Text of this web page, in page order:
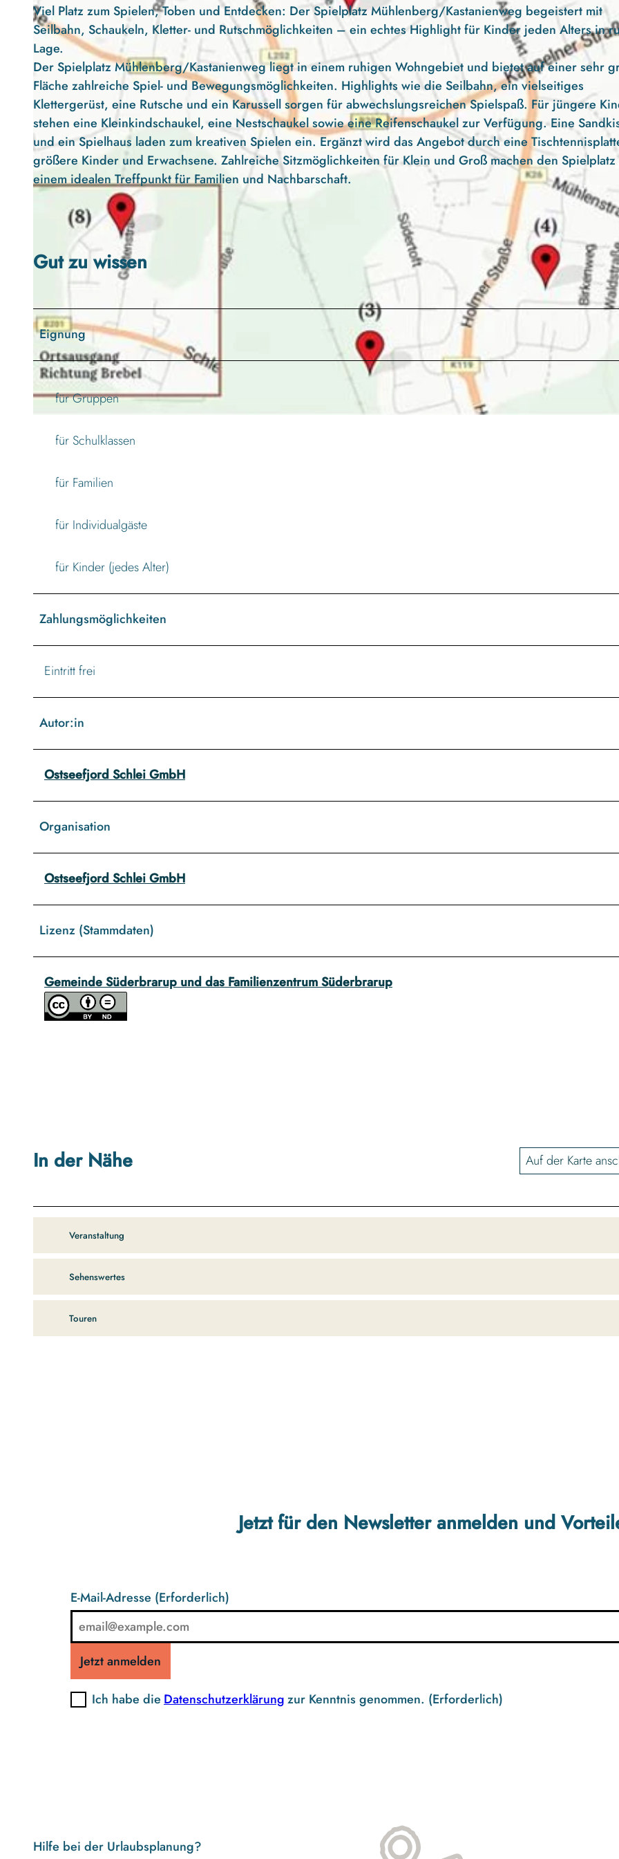
© Gemeinde Süderbrarup und das Familienzentrum Süderbrarup |CC-BY-SA
Viel Platz zum Spielen, Toben und Entdecken: Der Spielplatz Mühlenberg/Kastanienweg begeistert mit
Seilbahn, Schaukeln, Kletter- und Rutschmöglichkeiten – ein echtes Highlight für Kinder jeden Alters in
Lage.
Der Spielplatz Mühlenberg/Kastanienweg liegt in einem ruhigen Wohngebiet und bietet auf einer sehr
Fläche zahlreiche Spiel- und Bewegungsmöglichkeiten. Highlights wie die Seilbahn, ein vielseitiges
Klettergerüst, eine Rutsche und ein Karussell sorgen für abwechslungsreichen Spielspaß. Für jüngere
stehen eine Kleinkindschaukel, eine Nestschaukel sowie eine Reifenschaukel zur Verfügung. Eine
und ein Spielhaus laden zum kreativen Spielen ein. Ergänzt wird das Angebot durch eine
größere Kinder und Erwachsene. Zahlreiche Sitzmöglichkeiten für Klein und Groß machen den Spielplatz
einem idealen Treffpunkt für Familien und Nachbarschaft.
Gut zu wissen
Eignung
für Gruppen
für Schulklassen
für Familien
für Individualgäste
für Kinder (jedes Alter)
Zahlungsmöglichkeiten
Eintritt frei
Autor:in
Ostseefjord Schlei GmbH
Organisation
Ostseefjord Schlei GmbH
Lizenz (Stammdaten)
Gemeinde Süderbrarup und das Familienzentrum Süderbrarup
In der Nähe Auf der Karte
Veranstaltung
Sehenswertes
Touren
Jetzt für den Newsletter anmelden und
E-Mail-Adresse (Erforderlich)
Jetzt anmelden
Ich habe dieDatenschutzerklärungzur Kenntnis genommen. (Erforderlich)
Hilfe bei der Urlaubsplanung?